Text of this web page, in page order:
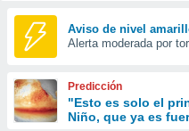
y
forma
digital
basada
Aviso de nivel
Alerta moderada por
Predicción
"Esto es solo el
Niño, que ya es